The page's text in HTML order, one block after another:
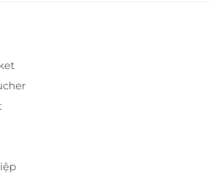
trạng cơ thể thực tế. Trước buổi đầu
được đo chỉ số cơ thể, từ đó PT xây
biệt, phù hợp với thể trạng và lịch
đặc biệt của hệ thống là sự linh
và cách tiếp cận bài bản - học viên